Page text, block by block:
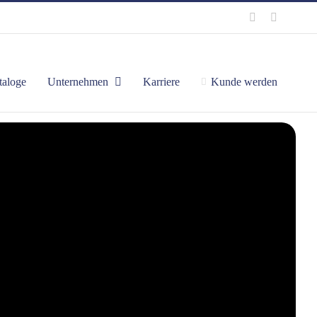
Unternehmen Karriere Kunde werden